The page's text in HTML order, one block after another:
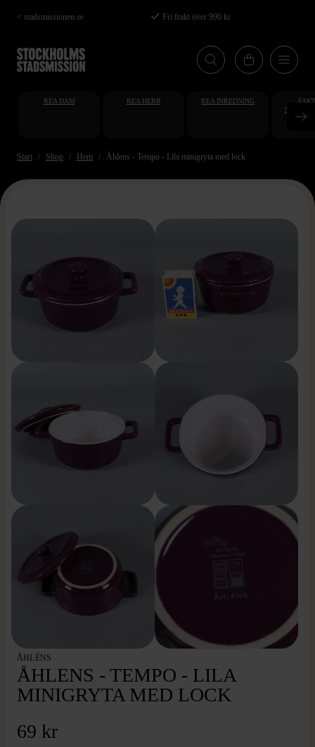
Hoppa
till
huvudinnehåll
< stadsmissionen.se Fri frakt över 990 kr
REA DAM REA HERR REA INREDNING
Start Shop Hem Åhlens - Tempo - Lila minigryta med lock
ÅHLÉNS
ÅHLENS - TEMPO - LILA
MINIGRYTA MED LOCK
69 kr